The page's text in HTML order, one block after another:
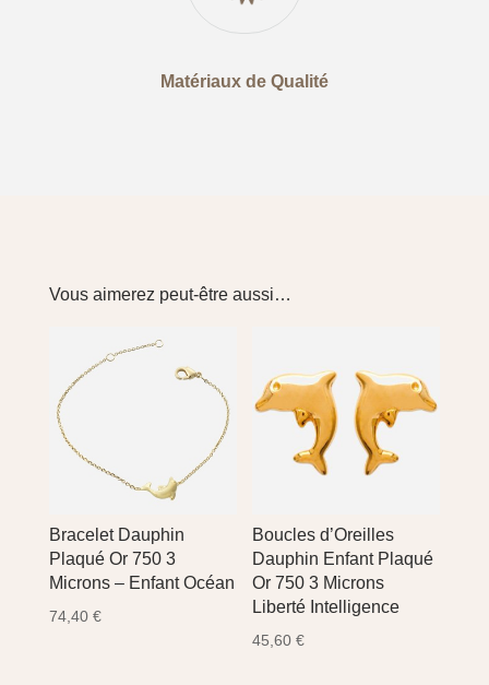
Matériaux de Qualité
Vous aimerez peut-être aussi…
Bracelet Dauphin
Plaqué Or 750 3
Microns – Enfant Océan
74,40 €
Boucles d’Oreilles
Dauphin Enfant Plaqué
Or 750 3 Microns
Liberté Intelligence
45,60€